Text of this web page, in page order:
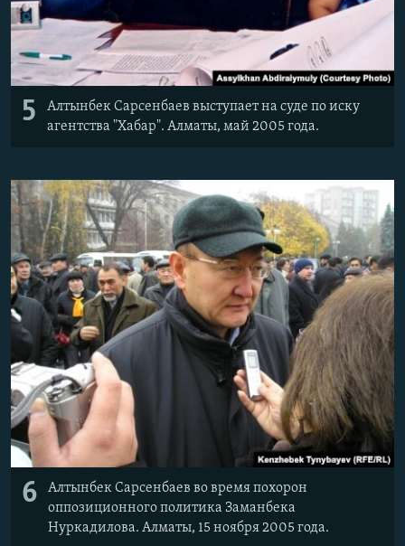
5
Алтынбек Сарсенбаев выступает на суде по иску
агентства "Хабар". Алматы, май 2005 года.
6
Алтынбек Сарсенбаев во время похорон
оппозиционного политика Заманбека
Нуркадилова. Алматы, 15 ноября 2005 года.